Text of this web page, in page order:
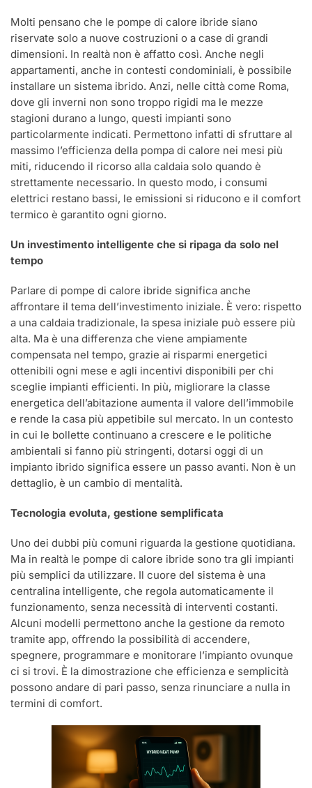
Molti pensano che le pompe di calore ibride siano
riservate solo a nuove costruzioni o a case di grandi
dimensioni. In realtà non è affatto così. Anche negli
appartamenti, anche in contesti condominiali, è possibile
installare un sistema ibrido. Anzi, nelle città come Roma,
dove gli inverni non sono troppo rigidi ma le mezze
stagioni durano a lungo, questi impianti sono
particolarmente indicati. Permettono infatti di sfruttare al
massimo l’efficienza della pompa di calore nei mesi più
miti, riducendo il ricorso alla caldaia solo quando è
strettamente necessario. In questo modo, i consumi
elettrici restano bassi, le emissioni si riducono e il comfort
termico è garantito ogni giorno.
Un investimento intelligente che si ripaga da solo nel
tempo
Parlare di pompe di calore ibride significa anche
affrontare il tema dell’investimento iniziale. È vero: rispetto
a una caldaia tradizionale, la spesa iniziale può essere più
alta. Ma è una differenza che viene ampiamente
compensata nel tempo, grazie ai risparmi energetici
ottenibili ogni mese e agli incentivi disponibili per chi
sceglie impianti efficienti. In più, migliorare la classe
energetica dell’abitazione aumenta il valore dell’immobile
e rende la casa più appetibile sul mercato. In un contesto
in cui le bollette continuano a crescere e le politiche
ambientali si fanno più stringenti, dotarsi oggi di un
impianto ibrido significa essere un passo avanti. Non è un
dettaglio, è un cambio di mentalità.
Tecnologia evoluta, gestione semplificata
Uno dei dubbi più comuni riguarda la gestione quotidiana.
Ma in realtà le pompe di calore ibride sono tra gli impianti
più semplici da utilizzare. Il cuore del sistema è una
centralina intelligente, che regola automaticamente il
funzionamento, senza necessità di interventi costanti.
Alcuni modelli permettono anche la gestione da remoto
tramite app, offrendo la possibilità di accendere,
spegnere, programmare e monitorare l’impianto ovunque
ci si trovi. È la dimostrazione che efficienza e semplicità
possono andare di pari passo, senza rinunciare a nulla in
termini di comfort.